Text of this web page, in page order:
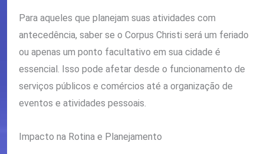
Para aqueles que planejam suas atividades com
antecedência, saber se o Corpus Christi será um feriado
ou apenas um ponto facultativo em sua cidade é
essencial. Isso pode afetar desde o funcionamento de
serviços públicos e comércios até a organização de
eventos e atividades pessoais.
Impacto na Rotina e Planejamento